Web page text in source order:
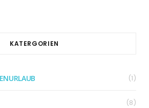
KATERGORIEN
(1)
(8)